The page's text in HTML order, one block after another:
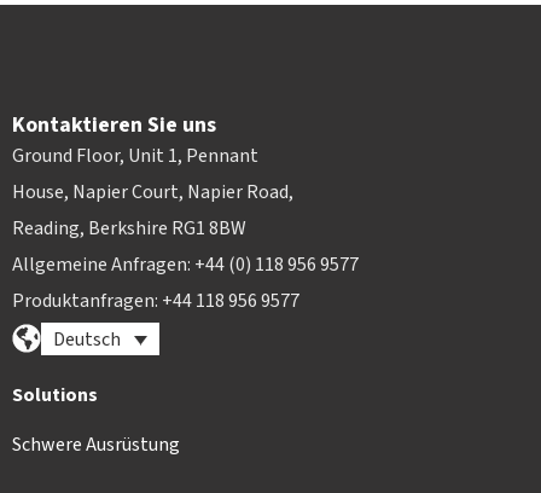
Kontaktieren Sie uns
Ground Floor, Unit 1, Pennant
House, Napier Court, Napier Road,
Reading, Berkshire RG1 8BW
Allgemeine Anfragen: +44 (0) 118 956 9577
Produktanfragen: +44 118 956 9577
Deutsch
Solutions
Schwere Ausrüstung